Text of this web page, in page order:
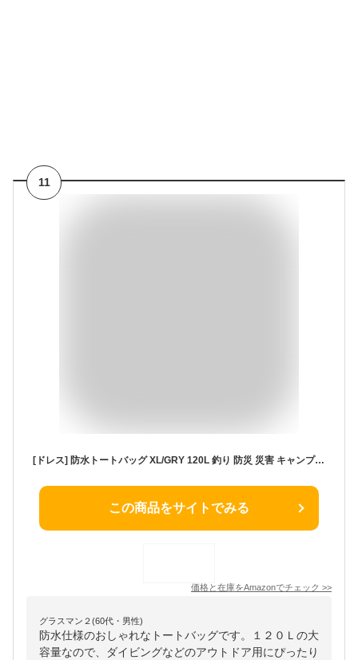
11
[ドレス] 防水トートバッグ XL/GRY 120L 釣り 防災 災害 キャンプ 防水 大型収納 撥水 高機能 ウェーダー 胴長 アウトドア 焚き火台 薪バッグ カバン ビッグバッグ
この商品をサイトでみる
価格と在庫をAmazonでチェック >>
グラスマン２(60代・男性)
防水仕様のおしゃれなトートバッグです。１２０Ｌの大
容量なので、ダイビングなどのアウトドア用にぴったり